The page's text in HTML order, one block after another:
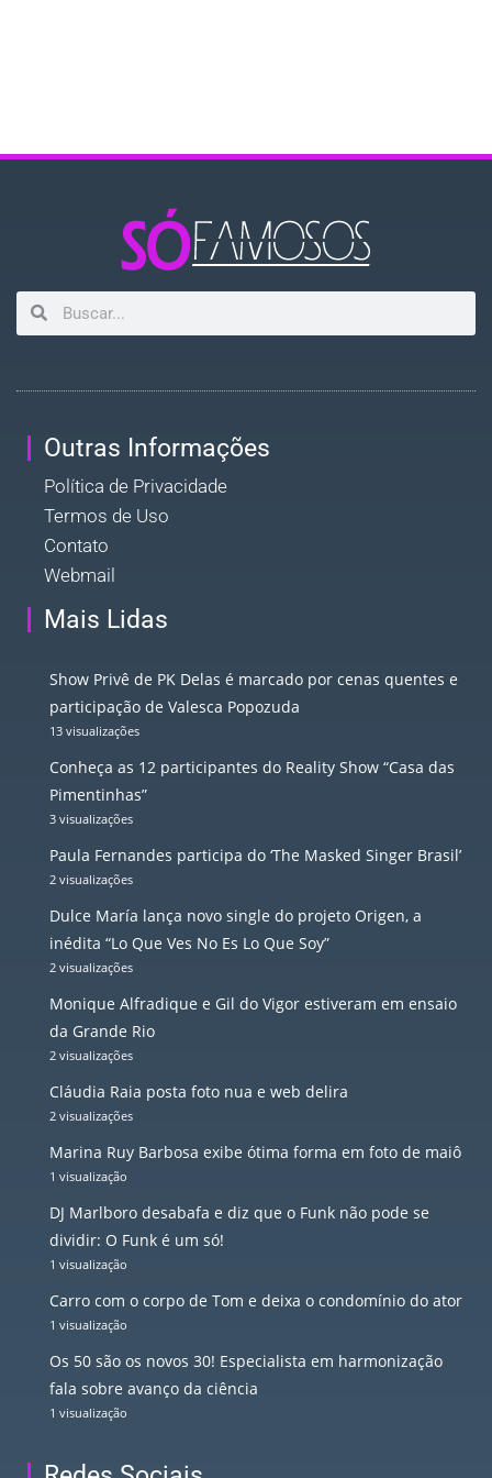
Outras Informações
Política de Privacidade
Termos de Uso
Contato
Webmail
Mais Lidas
Show Privê de PK Delas é marcado por cenas quentes e
participação de Valesca Popozuda
13 visualizações
Conheça as 12 participantes do Reality Show “Casa das
Pimentinhas”
3 visualizações
Paula Fernandes participa do ‘The Masked Singer Brasil’
2 visualizações
Dulce María lança novo single do projeto Origen, a
inédita “Lo Que Ves No Es Lo Que Soy”
2 visualizações
Monique Alfradique e Gil do Vigor estiveram em ensaio
da Grande Rio
2 visualizações
Cláudia Raia posta foto nua e web delira
2 visualizações
Marina Ruy Barbosa exibe ótima forma em foto de maiô
1 visualização
DJ Marlboro desabafa e diz que o Funk não pode se
dividir: O Funk é um só!
1 visualização
Carro com o corpo de Tom e deixa o condomínio do ator
1 visualização
Os 50 são os novos 30! Especialista em harmonização
fala sobre avanço da ciência
1 visualização